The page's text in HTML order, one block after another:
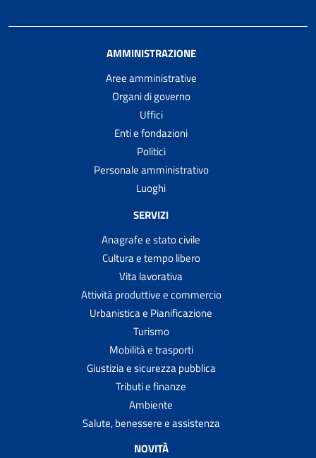
AMMINISTRAZIONE
Aree amministrative
Organi di governo
Uffici
Enti e fondazioni
Politici
Personale amministrativo
Luoghi
SERVIZI
Anagrafe e stato civile
Cultura e tempo libero
Vita lavorativa
Attività produttive e commercio
Urbanistica e Pianificazione
Turismo
Mobilità e trasporti
Giustizia e sicurezza pubblica
Tributi e finanze
Ambiente
Salute, benessere e assistenza
NOVITÀ